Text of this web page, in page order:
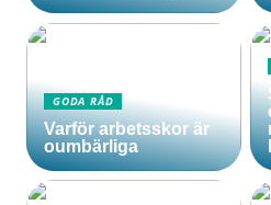
GODA RÅD
Varför arbetsskor är
oumbärliga